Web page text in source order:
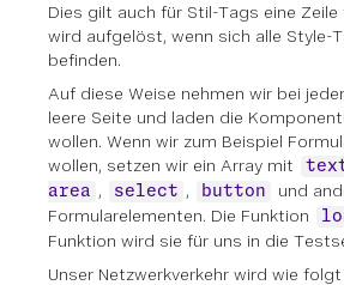
Dies gilt auch für Stil-Tags eine Zeile
wird aufgelöst, wenn sich alle Style-
befinden.
Auf diese Weise nehmen wir bei
leere Seite und laden die
wollen. Wenn wir zum Beispiel
wollen, setzen wir ein Array mit
area , select , button
und
Formularelementen. Die Funktion
Funktion wird sie für uns in die
Unser Netzwerkverkehr wird wie